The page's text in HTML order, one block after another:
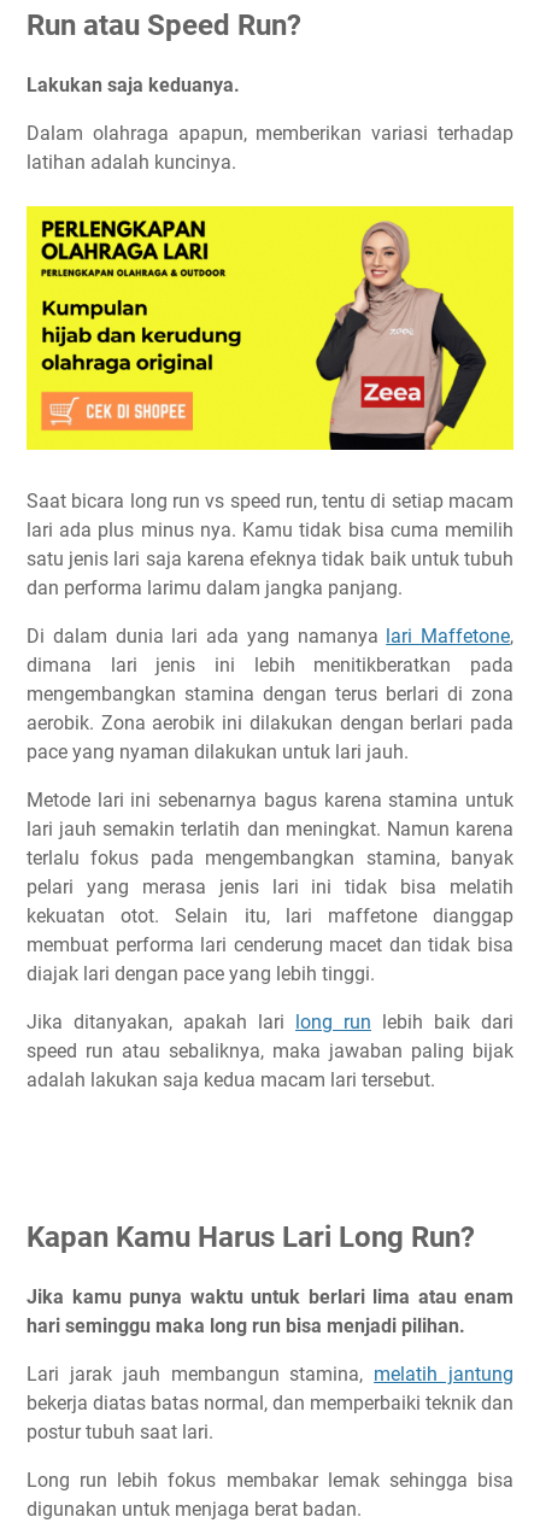
Run atau Speed Run?
Lakukan saja keduanya.
Dalam olahraga apapun, memberikan variasi terhadap
latihan adalah kuncinya.
Saat bicara long run vs speed run, tentu di setiap macam
lari ada plus minus nya. Kamu tidak bisa cuma memilih
satu jenis lari saja karena efeknya tidak baik untuk tubuh
dan performa larimu dalam jangka panjang.
Di dalam dunia lari ada yang namanya lari Maffetone,
dimana lari jenis ini lebih menitikberatkan pada
mengembangkan stamina dengan terus berlari di zona
aerobik. Zona aerobik ini dilakukan dengan berlari pada
pace yang nyaman dilakukan untuk lari jauh.
Metode lari ini sebenarnya bagus karena stamina untuk
lari jauh semakin terlatih dan meningkat. Namun karena
terlalu fokus pada mengembangkan stamina, banyak
pelari yang merasa jenis lari ini tidak bisa melatih
kekuatan otot. Selain itu, lari maffetone dianggap
membuat performa lari cenderung macet dan tidak bisa
diajak lari dengan pace yang lebih tinggi.
Jika ditanyakan, apakah lari long run lebih baik dari
speed run atau sebaliknya, maka jawaban paling bijak
adalah lakukan saja kedua macam lari tersebut.
Kapan Kamu Harus Lari Long Run?
Jika kamu punya waktu untuk berlari lima atau enam
hari seminggu maka long run bisa menjadi pilihan.
Lari jarak jauh membangun stamina, melatih jantung
bekerja diatas batas normal, dan memperbaiki teknik dan
postur tubuh saat lari.
Long run lebih fokus membakar lemak sehingga bisa
digunakan untuk menjaga berat badan.